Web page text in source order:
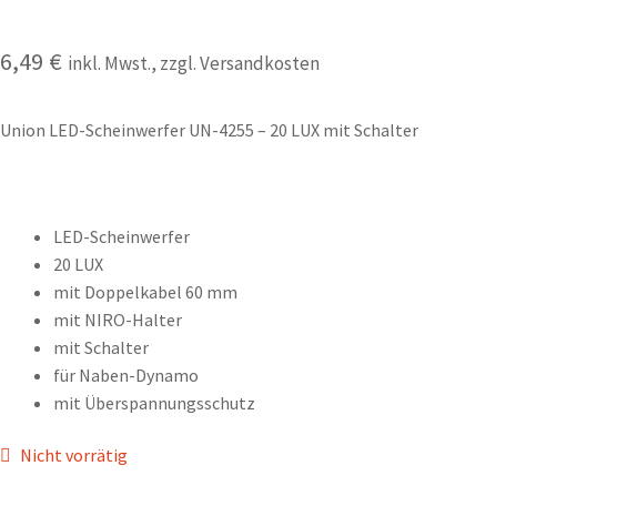
6,49 € inkl. Mwst., zzgl. Versandkosten
Union LED-Scheinwerfer UN-4255 – 20 LUX mit Schalter
LED-Scheinwerfer
20 LUX
mit Doppelkabel 60 mm
mit NIRO-Halter
mit Schalter
für Naben-Dynamo
mit Überspannungsschutz
Nicht vorrätig